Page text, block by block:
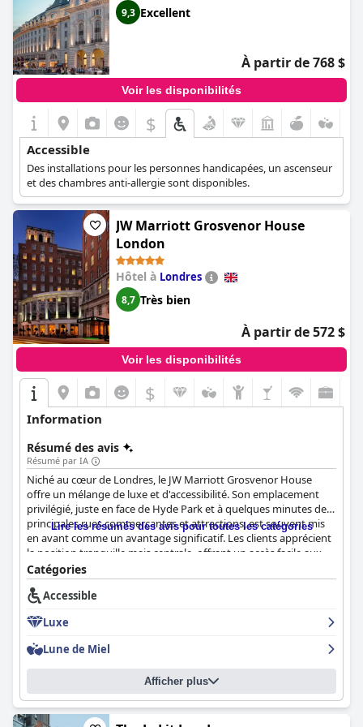
9,3 Excellent
À partir de 768 $
Voir les disponibilités
$
Accessible
Des installations pour les personnes handicapées, un ascenseur
et des chambres anti-allergie sont disponibles.
JW Marriott Grosvenor House
London
Hôtel à Londres
8,7 Très bien
À partir de 572 $
Voir les disponibilités
$
Information
Résumé des avis
Résumé par IA
Niché au cœur de Londres, le JW Marriott Grosvenor House
offre un mélange de luxe et d'accessibilité. Son emplacement
privilégié, juste en face de Hyde Park et à quelques minutes des
principales rues commerçantes et attractions, est souvent mis
en avant comme un avantage significatif. Les clients apprécient
la position tranquille mais centrale, offrant un accès facile aux
services essentiels et aux lieux touristiques. L'atmosphère de
l'hôtel, complétée par sa propreté et son décor luxueux, assure
un séjour mémorable.
L'expérience du petit-déjeuner est largement saluée pour sa
variété, sa qualité et son service attentionné. Les clients
décrivent le repas comme fantastique avec un large choix pour
satisfaire différentes préférences. Malgré quelques
préoccupations concernant les frais supplémentaires et l'espace
dans les suites de luxe, le petit-déjeuner contribue de manière
significative à l'expérience globale positive. Les services de dîner
Lire les résumés des avis pour toutes les catégories
Catégories
Accessible
Luxe
Lune de Miel
Afficher plus